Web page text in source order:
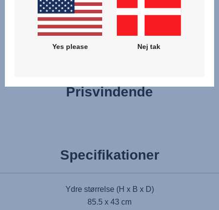
frigivelsesmekanisme, selv når du kun har den ene hånd
Prisvindende
Specifikationer
Ydre størrelse (H x B x D)
85.5 x 43 cm
Yes please Nej tak